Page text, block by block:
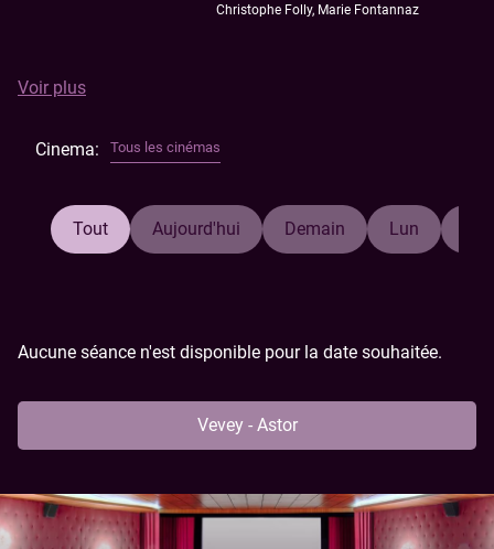
Christophe Folly, Marie Fontannaz
Après une dispute avec son petit ami, Liv Sàndor, 38 ans,
traverse la ville en se remémorant ses amours passées.
moment ou un autre. Au fil des parcs, des rues et des
avant de trouver le moyen de s’en libérer.
Voir plus
Cinema: Tous les cinémas
Tout Aujourd'hui Demain Lun
Aucune séance n'est disponible pour la date souhaitée.
Vevey - Astor